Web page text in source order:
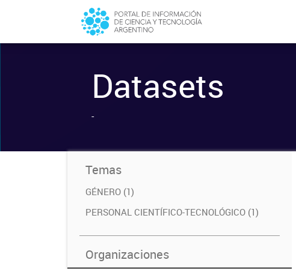
Datasets
-
Temas
GÉNERO (1)
PERSONAL CIENTÍFICO-TECNOLÓGICO (1)
Organizaciones